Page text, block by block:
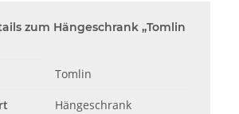
zum Hängeschrank „Tomlin
Tomlin
Hängeschrank